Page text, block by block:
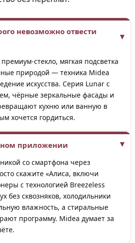
невозможно отвести
стекло, мягкая подсветка
природой — техника Midea
искусства. Серия Lunar с
чёрные зеркальные фасады и
кухню или ванную в
хочется гордиться.
приложении
со смартфона через
скажите «Алиса, включи
с технологией Breezeless
без сквозняков, холодильники
влажность, а стиральные
программу. Midea думает за